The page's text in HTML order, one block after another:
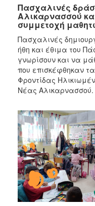
2022
2021
2020
2019
2018
2017
2015
2013
2012
2011
2010
2006
Πασχαλινές
Αλικαρνασσού
συμμετοχή
Πασχαλινές
ήθη και έθιμα του
γνωρίσουν και να
που επισκέφθηκαν
Φροντίδας
Νέας Αλικαρνασσού.